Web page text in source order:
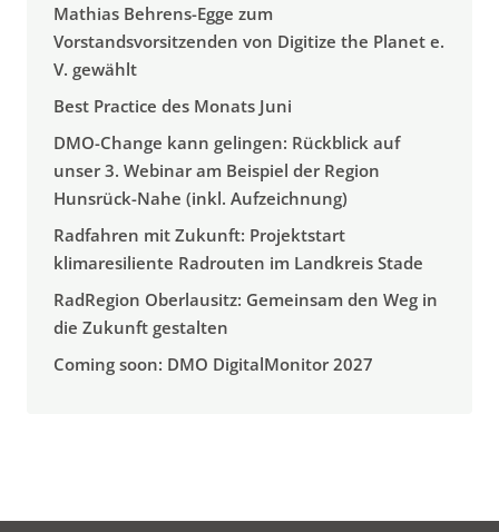
Mathias Behrens-Egge zum
Vorstandsvorsitzenden von Digitize the Planet e.
V. gewählt
Best Practice des Monats Juni
DMO-Change kann gelingen: Rückblick auf
unser 3. Webinar am Beispiel der Region
Hunsrück-Nahe (inkl. Aufzeichnung)
Radfahren mit Zukunft: Projektstart
klimaresiliente Radrouten im Landkreis Stade
RadRegion Oberlausitz: Gemeinsam den Weg in
die Zukunft gestalten
Coming soon: DMO DigitalMonitor 2027